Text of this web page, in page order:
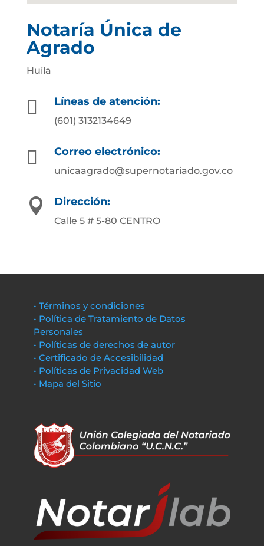
Notaría Única de
Agrado
Huila
 Líneas de atención:
(601) 3132134649
 Correo electrónico:
unicaagrado@supernotariado.gov.co
 Dirección:
Calle 5 # 5-80 CENTRO
• Términos y condiciones
• Política de Tratamiento de Datos
Personales
• Políticas de derechos de autor
• Certificado de Accesibilidad
• Políticas de Privacidad Web
• Mapa del Sitio